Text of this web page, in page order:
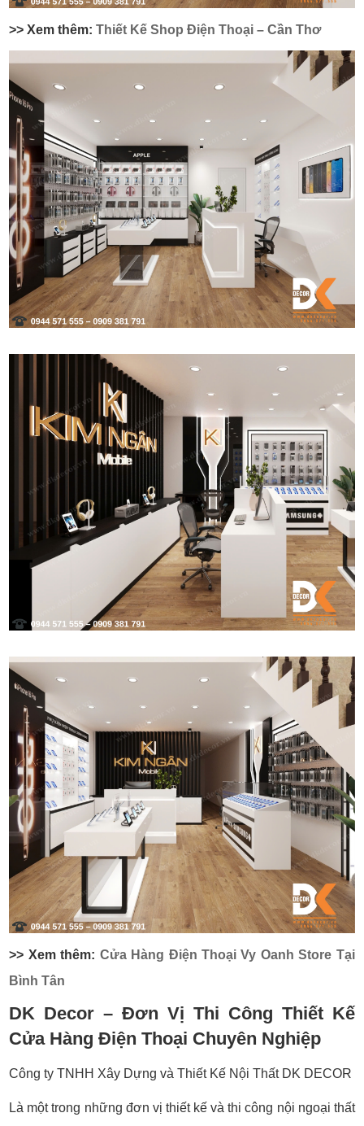
>> Xem thêm:Thiết Kế Shop Điện Thoại – Cần Thơ
>> Xem thêm: Cửa Hàng Điện Thoại Vy Oanh Store Tại
Bình Tân
DK Decor – Đơn Vị Thi Công Thiết Kế
Cửa Hàng Điện Thoại Chuyên Nghiệp
Công ty TNHH Xây Dựng và Thiết Kế Nội Thất DK DECOR
Là một trong những đơn vị thiết kế và thi công nội ngoại thất